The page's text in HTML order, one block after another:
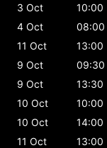
3 Oct
10:00
4 Oct
08:00
11 Oct
13:00
9 Oct
09:30
9 Oct
13:30
10 Oct
10:00
10 Oct
14:00
11 Oct
13:00